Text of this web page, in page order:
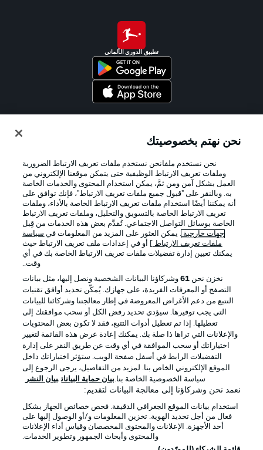
تطبيق الدوري الألماني
الإعلانات الإخطارات القانونية
شروط الاستخدام القنوات الناقلة
الوظائف جهة النشر
تواصل معنا اللاعبون
نحن نهتم بخصوصيتك
نحن نستخدم ملفانحن نستخدم ملفات تعريف الارتباط الضرورية
وملفات تعريف الارتباط الوظيفية حتى يتمكن موقعنا الإلكتروني من
العمل بشكل آمن ومن ثمَّ، يمكن استخدام المحتوى والخدمات الخاصة
به. وبالنقر على "قبول جميع ملفات تعريف الارتباط"، فإنك توافق على
أنه يمكننا أيضًا استخدام ملفات تعريف الارتباط الخاصة بالأداء، وملفات
تعريف الارتباط الخاصة بالتسويق والتحليل، وملفات تعريف الارتباط
الخاصة بوسائل التواصل الاجتماعي. تُقدَّم بعض هذه الخدمات من قِبل
جهات خارجية . يمكن العثور على المزيد من المعلومات في سياسة
ملفات تعريف الارتباط
] أو في إعدادات ملف تعريف الارتباط حيث
يمكنك تعيين إدارة تفضيلات ملفات تعريف الارتباط الخاصة بك في أي
وقت..
نخزن نحن 61وشركاؤنا البيانات الشخصية ونصل إليها، مثل بيانات
التصفح أو المعرفات الفريدة، على جهازك. يُمكّن تحديد أوافق تقنيات
التتبع من دعم الأغراض المعروضة في إطار معالجتنا وشركائنا للبيانات
التي يجب توفيرها. سيؤدي تحديد رفض الكل أو سحب موافقتك إلى
تعطيلها. إذا تم تعطيل أدوات التتبع، فقد لا تكون بعض المحتويات
والإعلانات التي تراها ذا صلة بك. يمكنك إعادة عرض هذه القائمة لتغيير
اختياراتك أو سحب الموافقة في أي وقت عن طريق النقر على إدارة
التفضيلات الرابط في أسفل صفحة الويب. ستؤثر اختياراتك داخل
الموقع الإلكتروني الخاص بنا. لمزيد من التفاصيل، يرجى الرجوع إلى
سياسة الخصوصية الخاصة بنا.بيان حماية البيانات بيان النشر
نعمد نحن وشركاؤنا إلى معالجة البيانات لتقديم:
استخدام بيانات الموقع الجغرافي الدقيقة. فحص خصائص الجهاز بشكل
فعال من أجل تحديد الهوية. تخزين المعلومات و/أو الوصول إليها على
أحد الأجهزة. الإعلانات والمحتوى المخصصان وقياس أداء الإعلانات
والمحتوى وأبحاث الجمهور وتطوير الخدمات.